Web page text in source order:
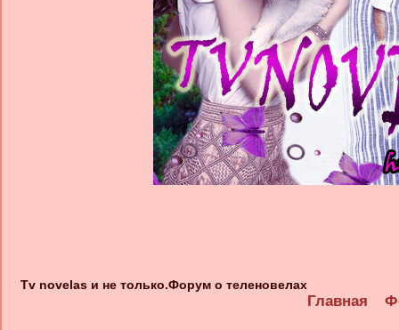
Tv novelas и не только.Форум о теленовелах
Главная